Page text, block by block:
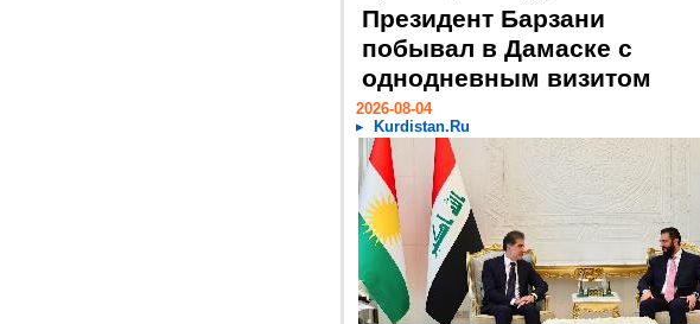
Президент Барзани
побывал в Дамаске с
однодневным визитом
2026-08-04
Kurdistan.Ru